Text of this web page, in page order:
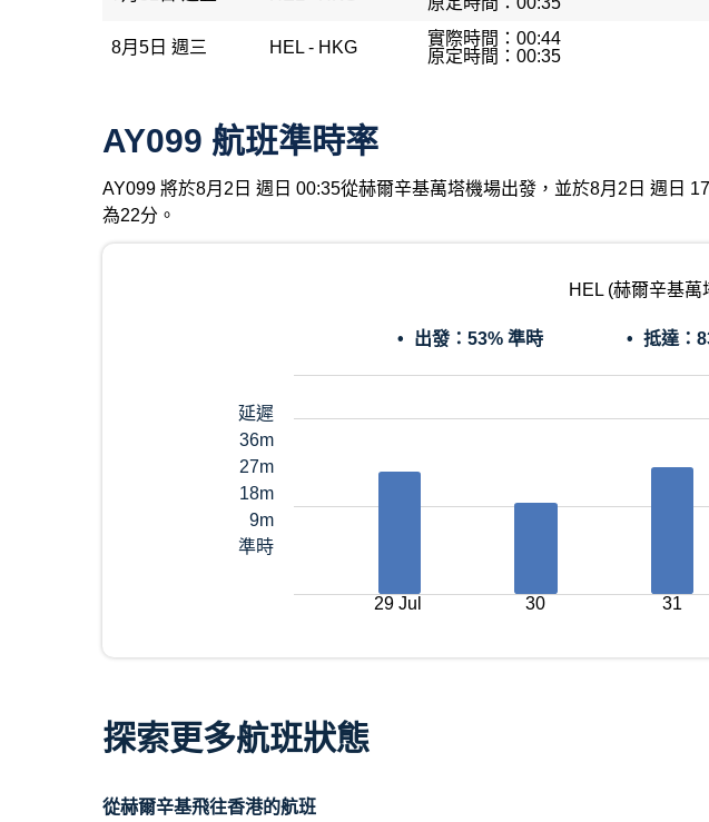
8月5日 週三 HEL - HKG
實際時間：00:44
原定時間：00:35
AY099 航班準時率
AY099 將於8月2日 週日 00:35從赫爾辛基萬塔機場出發，並於8月2日 週日
為22分。
HEL (赫爾辛基
出發： 53% 準時 抵達：
延遲
36m
27m
18m
9m
準時
29 Jul 30 31
探索更多航班狀態
從赫爾辛基飛往香港的航班